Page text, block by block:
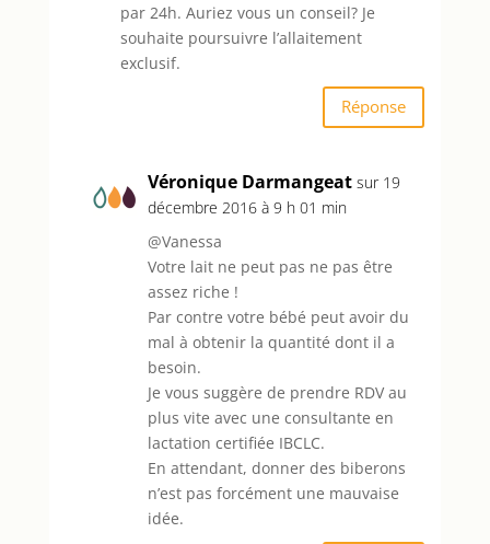
par 24h. Auriez vous un conseil? Je
souhaite poursuivre l’allaitement
exclusif.
Réponse
Véronique Darmangeat sur 19
décembre 2016 à 9 h 01 min
@Vanessa
Votre lait ne peut pas ne pas être
assez riche !
Par contre votre bébé peut avoir du
mal à obtenir la quantité dont il a
besoin.
Je vous suggère de prendre RDV au
plus vite avec une consultante en
lactation certifiée IBCLC.
En attendant, donner des biberons
n’est pas forcément une mauvaise
idée.